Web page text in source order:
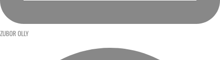
ZUBOR OLLY